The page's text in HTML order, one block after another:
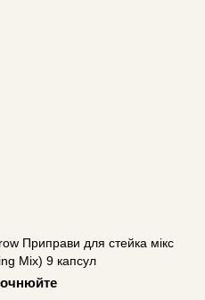
Приправи для стейка мікс
Mix) 9 капсул